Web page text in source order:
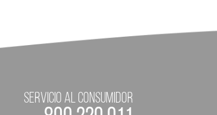
servicio al consumidor